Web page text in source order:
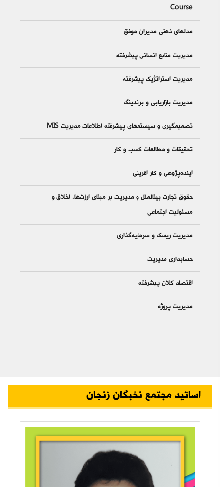
Course
مدل‎های ذهنی مدیران موفق
مدیریت منابع انسانی پیشرفته
مدیریت استراتژیک پیشرفته
مدیریت بازاریابی و برندینگ
تصمیم‎گیری و سیستم‎های پیشرفته اطلاعات مدیریت MIS
تحقیقات و مطالعات کسب و کار
آینده‌پژوهی و کار آفرینی
حقوق تجارت بین‎الملل و مدیریت بر مبنای ارزش‎ها، اخلاق و
مسئولیت اجتماعی
مدیریت ریسک و سرمایه‌گذاری
حسابداری مدیریت
اقتصاد کلان پیشرفته
مدیریت پروژه
اساتید مجتمع نخبگان زنجان